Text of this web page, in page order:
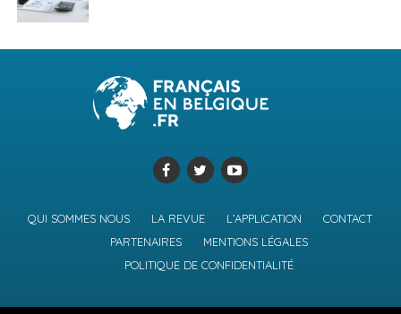
QUI SOMMES NOUS LA REVUE L’APPLICATION
CONTACT
PARTENAIRES
MENTIONS LÉGALES
POLITIQUE DE CONFIDENTIALITÉ